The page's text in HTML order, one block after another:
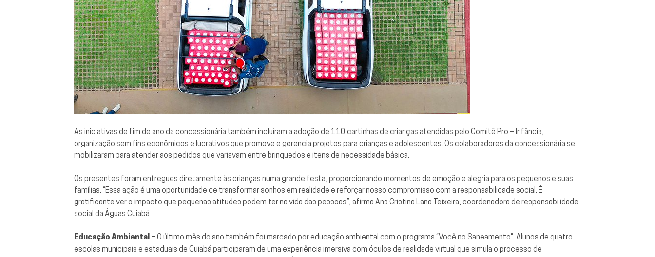
As iniciativas de fim de ano da concessionária também incluíram a adoção de 110 cartinhas de crianças atendidas pelo Comitê Pro – Infância,
organização sem fins econômicos e lucrativos que promove e gerencia projetos para crianças e adolescentes. Os colaboradores da concessionária se
mobilizaram para atender aos pedidos que variavam entre brinquedos e itens de necessidade básica.
Os presentes foram entregues diretamente às crianças numa grande festa, proporcionando momentos de emoção e alegria para os pequenos e suas
famílias. “Essa ação é uma oportunidade de transformar sonhos em realidade e reforçar nosso compromisso com a responsabilidade social. É
gratificante ver o impacto que pequenas atitudes podem ter na vida das pessoas”, afirma Ana Cristina Lana Teixeira, coordenadora de responsabilidade
social da Águas Cuiabá
Educação Ambiental – O último mês do ano também foi marcado por educação ambiental com o programa “Você no Saneamento”. Alunos de quatro
escolas municipais e estaduais de Cuiabá participaram de uma experiência imersiva com óculos de realidade virtual que simula o processo de